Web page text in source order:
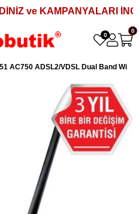
ve KAMPANYALARI
0
0